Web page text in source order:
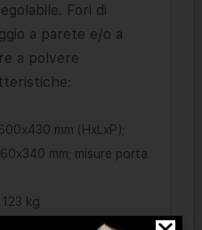
Fori di
a parete e/o a
a polvere
mm (HxLxP);
mm; misure porta
kg
e 1+1 catenacci